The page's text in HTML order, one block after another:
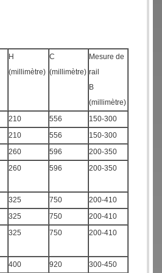
H
(millimètre)
C
(millimètre)
Mesure de
rail
B
(millimètre)
210 556
150-300
210 556
150-300
260 596
200-350
260 596 200-350
325 750
200-410
325 750
200-410
325 750 200-410
400 920
300-450